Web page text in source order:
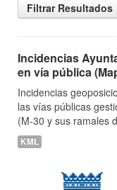
Filtrar Resultados
Incidencias
en vía pública
Incidencias
las vías públicas
(M-30 y sus ramales
KML